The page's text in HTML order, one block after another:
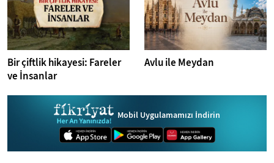
Bir çiftlik hikayesi: Fareler
ve İnsanlar
Avlu ile Meydan
Mobil Uygulamamızı İndirin